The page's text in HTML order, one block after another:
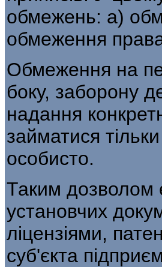
обмежень: а)
обмеження
Обмеження на
боку, забо­рону
надання
займатися
особисто.
Таким дозволом
установчих
ліцензіями,
суб'єкта